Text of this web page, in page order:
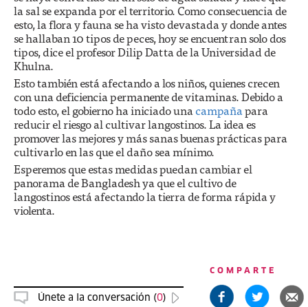
la sal se expanda por el territorio. Como consecuencia de
esto, la flora y fauna se ha visto devastada y donde antes
se hallaban 10 tipos de peces, hoy se encuentran solo dos
tipos, dice el profesor Dilip Datta de la Universidad de
Khulna.
Esto también está afectando a los niños, quienes crecen
con una deficiencia permanente de vitaminas. Debido a
todo esto, el gobierno ha iniciado unacampañapara
reducir el riesgo al cultivar langostinos. La idea es
promover las mejores y más sanas buenas prácticas para
cultivarlo en las que el daño sea mínimo.
Esperemos que estas medidas puedan cambiar el
panorama de Bangladesh ya que el cultivo de
langostinos está afectando la tierra de forma rápida y
violenta.
Únete a la conversación (0)
COMPARTE